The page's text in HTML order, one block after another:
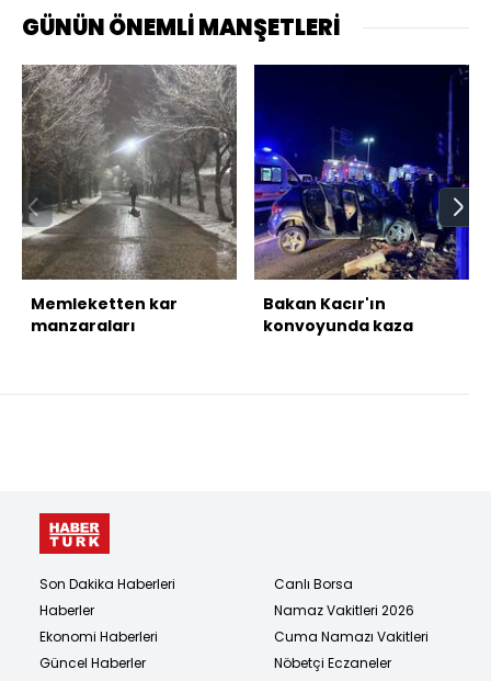
GÜNÜN ÖNEMLİ MANŞETLERİ
Memleketten kar
manzaraları
Bakan Kacır'ın
konvoyunda kaza
Son Dakika Haberleri
Haberler
Ekonomi Haberleri
Güncel Haberler
Canlı Borsa
Namaz Vakitleri 2026
Cuma Namazı Vakitleri
Nöbetçi Eczaneler